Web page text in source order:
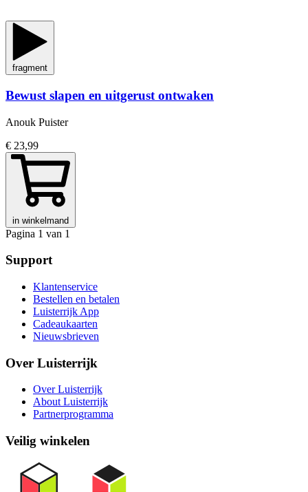
fragment
Bewust slapen en uitgerust ontwaken
Anouk Puister
€ 23,99
in winkelmand
Pagina 1 van 1
Support
Klantenservice
Bestellen en betalen
Luisterrijk App
Cadeaukaarten
Nieuwsbrieven
Over Luisterrijk
Over Luisterrijk
About Luisterrijk
Partnerprogramma
Veilig winkelen